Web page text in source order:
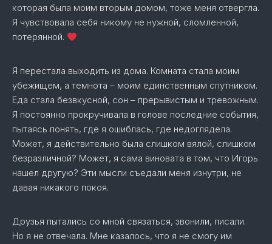
которая была моим вторым домом, тоже меня отвергла.
Я чувствовала себя никому не нужной, сломленной,
потерянной.
Я перестала выходить из дома. Комната стала моим
убежищем, а темнота – моим единственным спутником.
Еда стала безвкусной, сон – прерывистым и тревожным.
Я постоянно прокручивала в голове последние события,
пытаясь понять, где я ошиблась, где недоглядела.
Может, я действительно была слишком вялой, слишком
безразличной? Может, я сама виновата в том, что Игорь
нашел другую? Эти мысли съедали меня изнутри, не
давая никакого покоя.
Друзья пытались со мной связаться, звонили, писали.
Но я не отвечала. Мне казалось, что я не смогу им